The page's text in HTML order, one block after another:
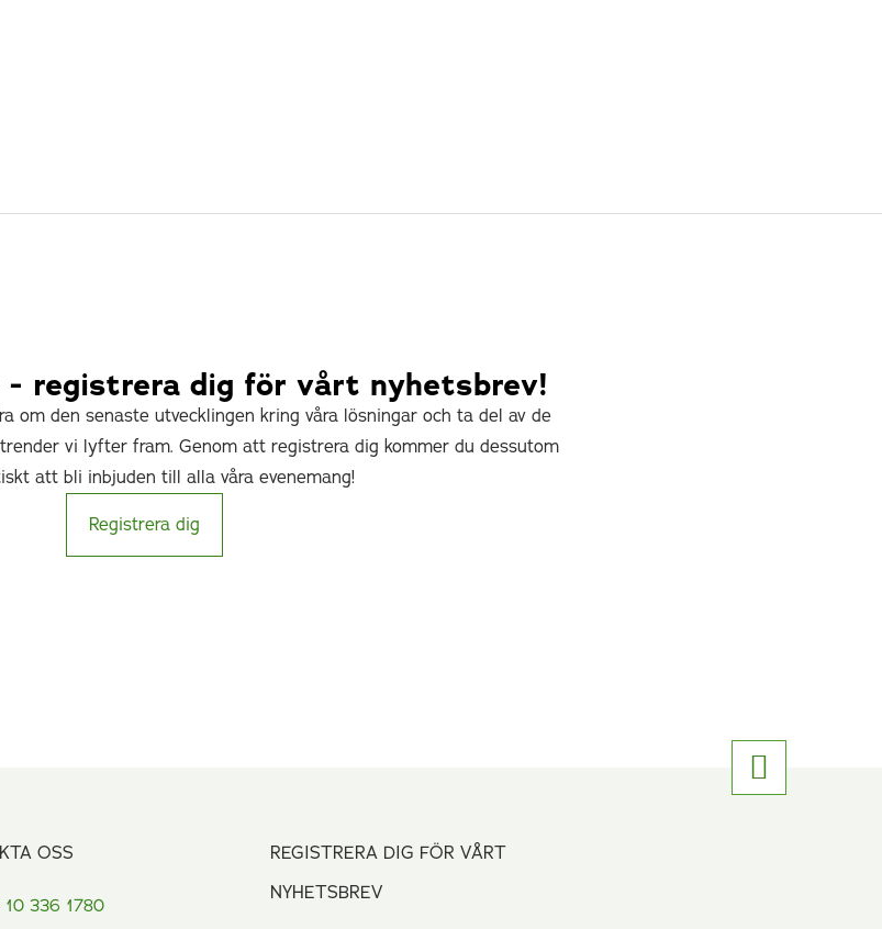
- registrera dig för vårt nyhetsbrev!
om den senaste utvecklingen kring våra lösningar och ta del av de
vi lyfter fram. Genom att registrera dig kommer du dessutom
att bli inbjuden till alla våra evenemang!
Registrera dig
OSS
10 336 1780
REGISTRERA DIG FÖR VÅRT
NYHETSBREV